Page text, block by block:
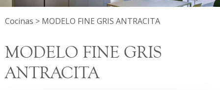
Cocinas > MODELO FINE GRIS ANTRACITA
MODELO FINE GRIS
ANTRACITA